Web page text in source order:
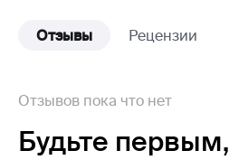
Отзывы Рецензии
Отзывов пока что нет
Будьте первым,